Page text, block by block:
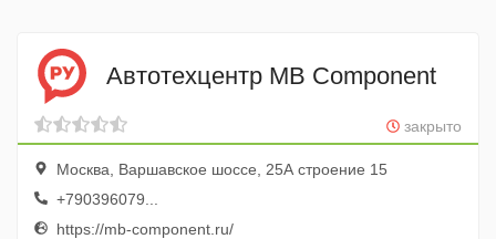
Автотехцентр MB Component
закрыто
Москва, Варшавское шоссе, 25А строение 15
+790396079...
https://mb-component.ru/